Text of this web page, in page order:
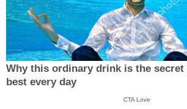
Why this ordinary drink is the
best every day
CTA Love